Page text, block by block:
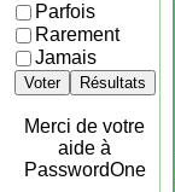
Parfois
Rarement
Jamais
Voter Résultats
Merci de votre
aide à
PasswordOne